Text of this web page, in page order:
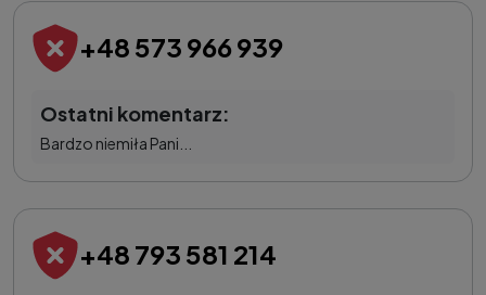
+48 573 966 939
Ostatni komentarz:
Bardzo niemiła Pani...
+48 793 581 214